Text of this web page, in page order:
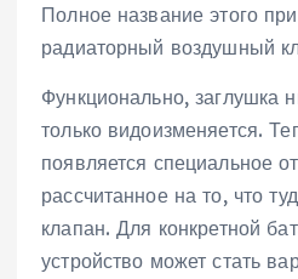
Полное название этого
радиаторный воздушный
Функционально, заглушка
только видоизменяется.
появляется специальное
рассчитанное на то, что
клапан. Для конкретной
устройство может стать